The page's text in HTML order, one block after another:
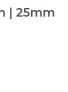
| 25mm